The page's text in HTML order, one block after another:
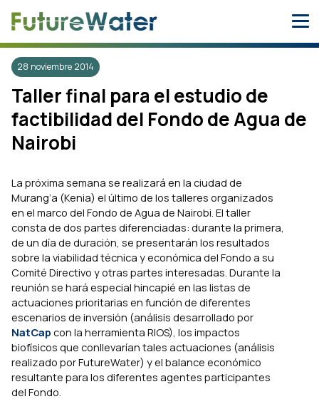
28 noviembre 2014
Taller final para el estudio de
factibilidad del Fondo de Agua de
Nairobi
La próxima semana se realizará en la ciudad de
Murang’a (Kenia) el último de los talleres organizados
en el marco del Fondo de Agua de Nairobi. El taller
consta de dos partes diferenciadas: durante la primera,
de un día de duración, se presentarán los resultados
sobre la viabilidad técnica y económica del Fondo a su
Comité Directivo y otras partes interesadas. Durante la
reunión se hará especial hincapié en las listas de
actuaciones prioritarias en función de diferentes
escenarios de inversión (análisis desarrollado por
NatCap con la herramienta RIOS), los impactos
biofísicos que conllevarían tales actuaciones (análisis
realizado por FutureWater) y el balance económico
resultante para los diferentes agentes participantes
del Fondo.